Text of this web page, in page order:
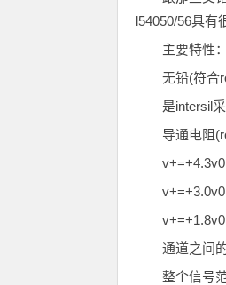
l54050/56具有
主要特性：
无铅(符合
是intersil
导通电阻
通道之间
整个信号